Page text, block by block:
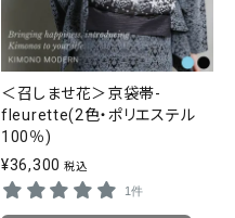
＜召しませ花＞京袋帯-
fleurette(2色・ポリエステル
100％)
¥36,300 税込
1件